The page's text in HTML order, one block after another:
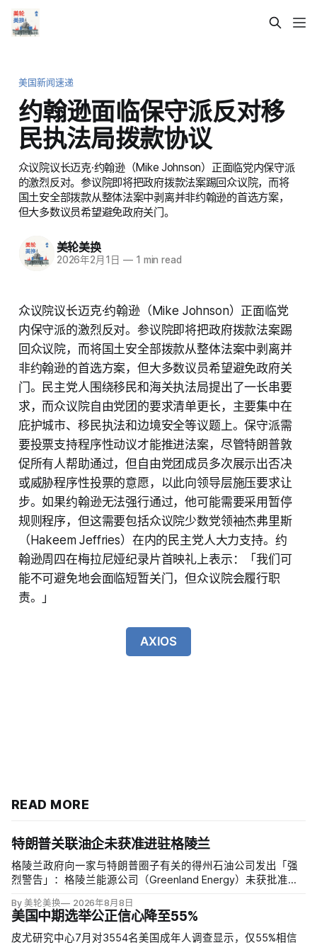
美国新闻速递
约翰逊面临保守派反对移
民执法局拨款协议
众议院议长迈克·约翰逊（Mike Johnson）正面临党内保守派
的激烈反对。参议院即将把政府拨款法案踢回众议院，而将
国土安全部拨款从整体法案中剥离并非约翰逊的首选方案，
但大多数议员希望避免政府关门。
美轮美换
2026年2月1日 —1 min read
众议院议长迈克·约翰逊（Mike Johnson）正面临党
内保守派的激烈反对。参议院即将把政府拨款法案踢
回众议院，而将国土安全部拨款从整体法案中剥离并
非约翰逊的首选方案，但大多数议员希望避免政府关
门。民主党人围绕移民和海关执法局提出了一长串要
求，而众议院自由党团的要求清单更长，主要集中在
庇护城市、移民执法和边境安全等议题上。保守派需
要投票支持程序性动议才能推进法案，尽管特朗普敦
促所有人帮助通过，但自由党团成员多次展示出否决
或威胁程序性投票的意愿，以此向领导层施压要求让
步。如果约翰逊无法强行通过，他可能需要采用暂停
规则程序，但这需要包括众议院少数党领袖杰弗里斯
（Hakeem Jeffries）在内的民主党人大力支持。约
翰逊周四在梅拉尼娅纪录片首映礼上表示：「我们可
能不可避免地会面临短暂关门，但众议院会履行职
责。」
AXIOS
READ MORE
特朗普关联油企未获准进驻格陵兰
格陵兰政府向一家与特朗普圈子有关的得州石油公司发出「强
烈警告」：格陵兰能源公司（Greenland Energy）未获批准，
地可能蕴藏价值1万亿美元原油，拟投资6000万美元钻两口
井；
By 美轮美换 2026年8月8日
美国中期选举公正信心降至55%
皮尤研究中心7月对3554名美国成年人调查显示，仅55%相信